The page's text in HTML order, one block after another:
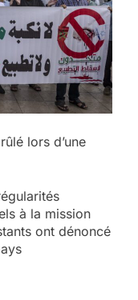
lors d’une
à la mission
ont dénoncé